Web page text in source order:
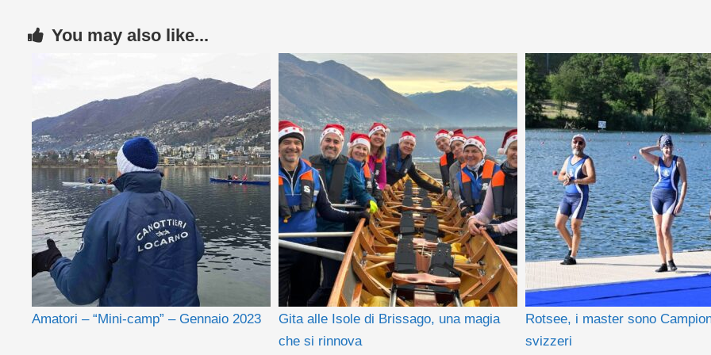
You may also like...
Amatori – “Mini-camp” – Gennaio 2023
Gita alle Isole di Brissago, una magia
che si rinnova
Rotsee, i master sono
svizzeri